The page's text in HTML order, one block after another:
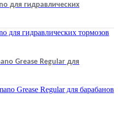
для гидравлических
Grease Regular для